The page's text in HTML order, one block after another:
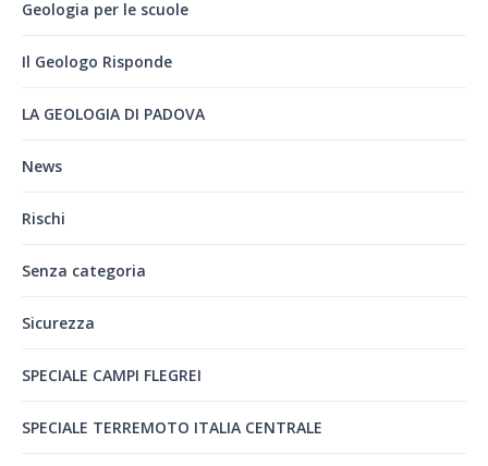
Geologia per le scuole
Il Geologo Risponde
LA GEOLOGIA DI PADOVA
News
Rischi
Senza categoria
Sicurezza
SPECIALE CAMPI FLEGREI
SPECIALE TERREMOTO ITALIA CENTRALE